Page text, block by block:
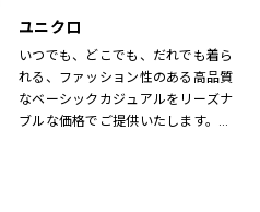
ユニクロ
いつでも、どこでも、だれでも着ら
れる、ファッション性のある高品質
なベーシックカジュアルをリーズナ
ブルな価格でご提供いたします。